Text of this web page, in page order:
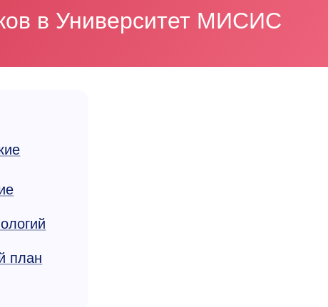
в Университет МИСИС
план